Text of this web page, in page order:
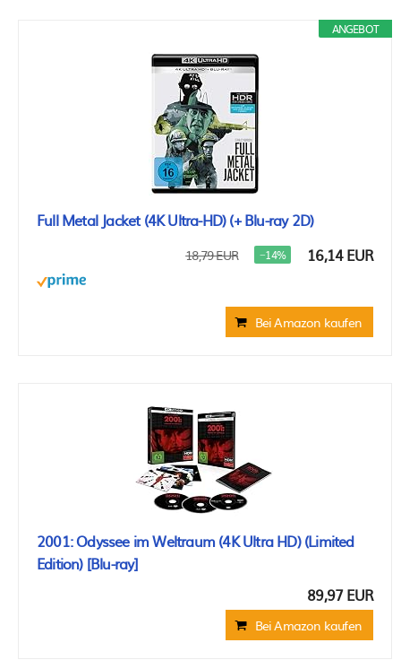
ANGEBOT
Full Metal Jacket (4K Ultra-HD) (+ Blu-ray 2D)
18,79 EUR −14% 16,14 EUR
Bei Amazon kaufen
2001: Odyssee im Weltraum (4K Ultra HD) (Limited
Edition) [Blu-ray]
89,97 EUR
Bei Amazon kaufen